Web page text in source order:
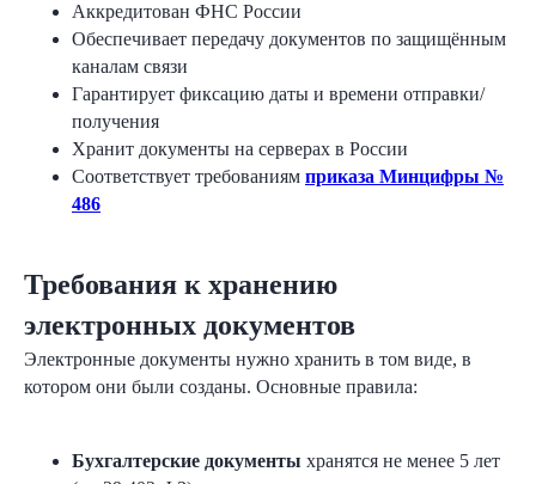
Аккредитован ФНС России
Обеспечивает передачу документов по защищённым
каналам связи
Гарантирует фиксацию даты и времени отправки/
получения
Хранит документы на серверах в России
Соответствует требованиям приказа Минцифры №
486
Требования к хранению
электронных документов
Электронные документы нужно хранить в том виде, в
котором они были созданы. Основные правила:
Бухгалтерские документы хранятся не менее 5 лет
Результаты компаний,
которые уже перешли на